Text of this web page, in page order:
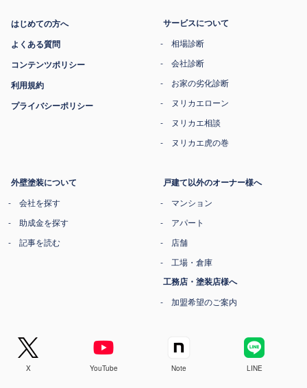
はじめての方へ
よくある質問
コンテンツポリシー
利用規約
プライバシーポリシー
サービスについて
相場診断
会社診断
お家の劣化診断
ヌリカエローン
ヌリカエ相談
ヌリカエ虎の巻
外壁塗装について
会社を探す
助成金を探す
記事を読む
戸建て以外のオーナー様へ
マンション
アパート
店舗
工場・倉庫
工務店・塗装店様へ
加盟希望のご案内
X YouTube Note LINE